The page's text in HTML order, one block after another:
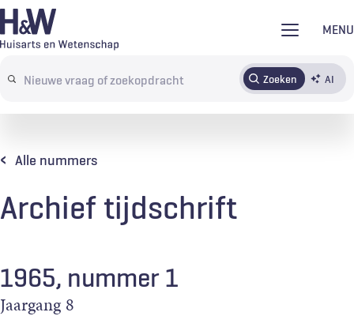
Overslaan
en
de
MENU
Search
terms
Zoeken AI
AbonnerenTijdschrift Inloggen
Alle nummers
Archief tijdschrift
1965, nummer 1
Jaargang 8